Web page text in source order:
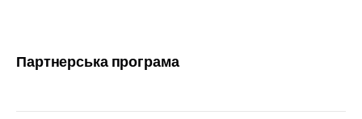
Партнерська програма